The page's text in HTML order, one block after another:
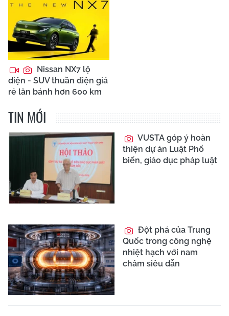
Nissan NX7 lộ
diện - SUV thuần điện giá
rẻ lăn bánh hơn 600 km
TIN MỚI
VUSTA góp ý hoàn
thiện dự án Luật Phổ
biến, giáo dục pháp luật
Đột phá của Trung
Quốc trong công nghệ
nhiệt hạch với nam
châm siêu dẫn